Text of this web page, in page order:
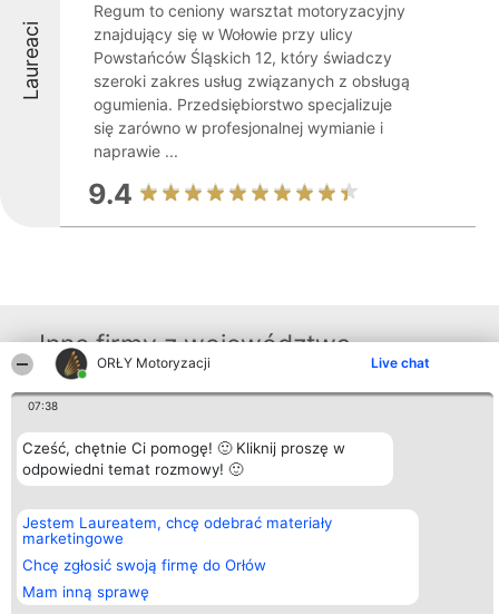
ORŁY Motoryzacji Live chat
07:38
Cześć, chętnie Ci pomogę! 🙂 Kliknij proszę w
odpowiedni temat rozmowy! 🙂
Jestem Laureatem, chcę odebrać materiały
marketingowe
Chcę zgłosić swoją firmę do Orłów
Mam inną sprawę
Laureaci
Regum to ceniony warsztat motoryzacyjny
znajdujący się w Wołowie przy ulicy
Powstańców Śląskich 12, który świadczy
szeroki zakres usług związanych z obsługą
ogumienia. Przedsiębiorstwo specjalizuje
się zarówno w profesjonalnej wymianie i
naprawie ...
9.4
Inne firmy z województwa
Bright Side Solutions sp. z o.
o. sp. k.
ul. Ruska 22
Wrocław 50-079
381313360 | NIP 8943132676
+48 508 492 400
Laureaci
Lista
wszystkich
Laureatów
Regulamin
Kontakt